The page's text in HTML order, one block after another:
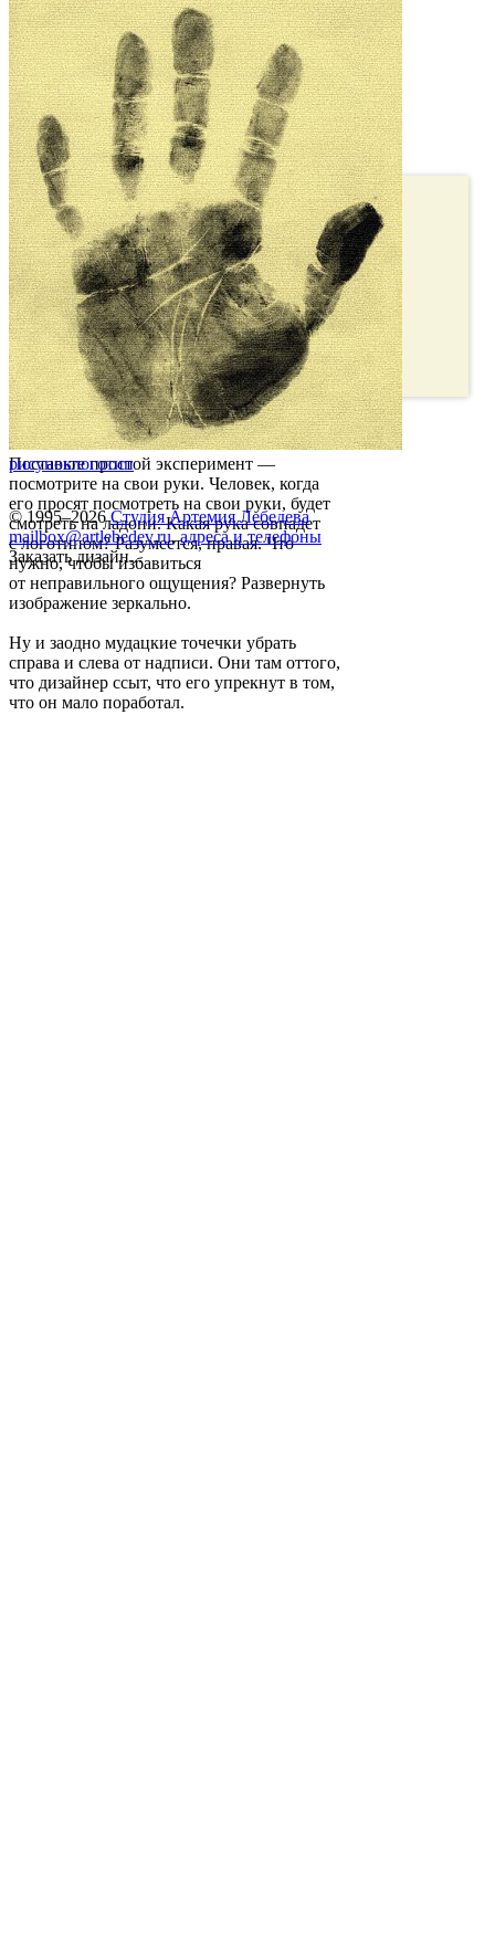
Поставьте простой эксперимент —
посмотрите на свои руки. Человек, когда
его просят посмотреть на свои руки, будет
смотреть на ладони. Какая рука совпадет
с логотипом? Разумеется, правая. Что
нужно, чтобы избавиться
от неправильного ощущения? Развернуть
изображение зеркально.
Ну и заодно мудацкие точечки убрать
справа и слева от надписи. Они там оттого,
что дизайнер ссыт, что его упрекнут в том,
что он мало поработал.
рисуноклоготип
© 1995–2026 Студия Артемия Лебедева
mailbox@artlebedev.ru, адреса и телефоны
Заказать дизайн...